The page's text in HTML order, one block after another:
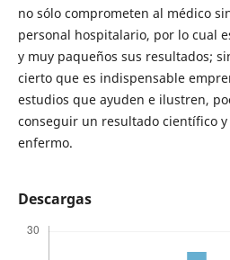
no sólo comprometen al médico
personal hospitalario, por lo cual
y muy paqueños sus resultados;
cierto que es indispensable
estudios que ayuden e ilustren,
conseguir un resultado científico
enfermo.
Descargas